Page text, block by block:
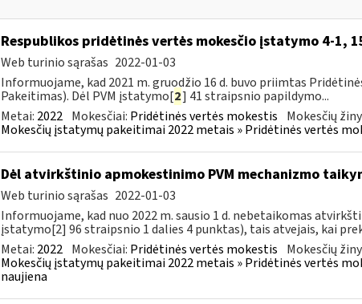
Respublikos pridėtinės vertės mokesčio įstatymo 4-1,
Web turinio sąrašas 2022-01-03
Informuojame, kad 2021 m. gruodžio 16 d. buvo priimtas
Pakeitimas). Dėl PVM įstatymo[2] 41 straipsnio papildymo...
Metai: 2022 Mokesčiai: Pridėtinės vertės mokestis Mokesčių
Mokesčių įstatymų pakeitimai 2022 metais » Pridėtinės vertės
Dėl atvirkštinio apmokestinimo PVM mechanizmo
Web turinio sąrašas 2022-01-03
Informuojame, kad nuo 2022 m. sausio 1 d. nebetaikomas
įstatymo[2] 96 straipsnio 1 dalies 4 punktas), tais atvejais, kai
Metai: 2022 Mokesčiai: Pridėtinės vertės mokestis Mokesčių
Mokesčių įstatymų pakeitimai 2022 metais » Pridėtinės vertės
naujiena